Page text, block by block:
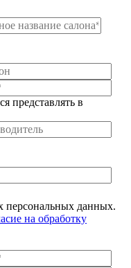
представлять в
персональных данных.
на обработку